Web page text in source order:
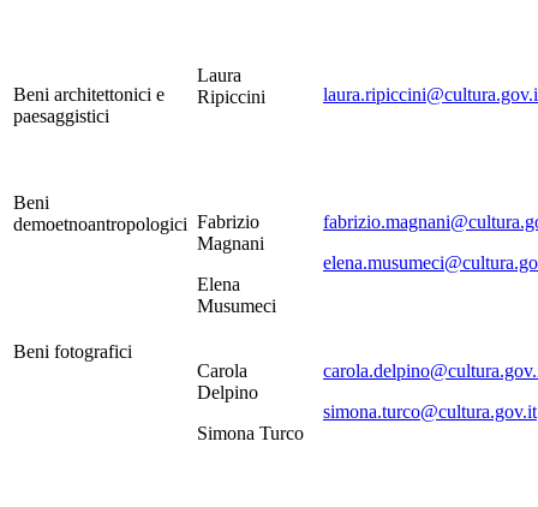
Beni architettonici e
paesaggistici
Laura
Ripiccini
Beni
demoetnoantropologici Fabrizio
Magnani
Elena
Musumeci
Beni fotografici
Carola
Delpino
Simona Turco
simona.turco@cultura.gov.it